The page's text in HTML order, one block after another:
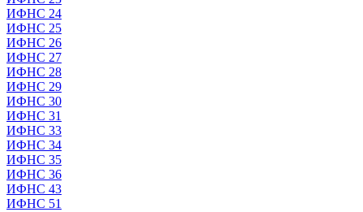
ИФНС 24
ИФНС 25
ИФНС 26
ИФНС 27
ИФНС 28
ИФНС 29
ИФНС 30
ИФНС 31
ИФНС 33
ИФНС 34
ИФНС 35
ИФНС 36
ИФНС 43
ИФНС 51